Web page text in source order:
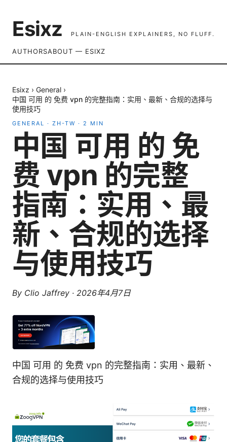
Esixz PLAIN-ENGLISH EXPLAINERS, NO FLUFF.
AUTHORSABOUT — ESIXZ
Esixz › General ›
中国 可用 的 免费 vpn 的完整指南：实用、最新、合规的选择与
使用技巧
GENERAL · ZH-TW · 2 MIN
中国 可用 的 免
费 vpn 的完整
指南：实用、最
新、合规的选择
与使用技巧
By Clio Jaffrey · 2026年4月7日
中国 可用 的 免费 vpn 的完整指南：实用、最新、
合规的选择与使用技巧